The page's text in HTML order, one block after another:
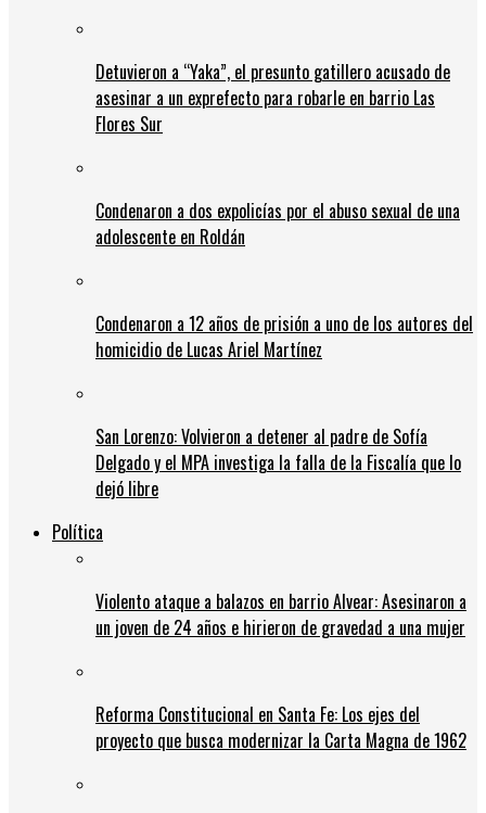
Detuvieron a “Yaka”, el presunto gatillero acusado de
asesinar a un exprefecto para robarle en barrio Las
Flores Sur
Condenaron a dos expolicías por el abuso sexual de una
adolescente en Roldán
Condenaron a 12 años de prisión a uno de los autores del
homicidio de Lucas Ariel Martínez
San Lorenzo: Volvieron a detener al padre de Sofía
Delgado y el MPA investiga la falla de la Fiscalía que lo
dejó libre
Política
Violento ataque a balazos en barrio Alvear: Asesinaron a
un joven de 24 años e hirieron de gravedad a una mujer
Reforma Constitucional en Santa Fe: Los ejes del
proyecto que busca modernizar la Carta Magna de 1962